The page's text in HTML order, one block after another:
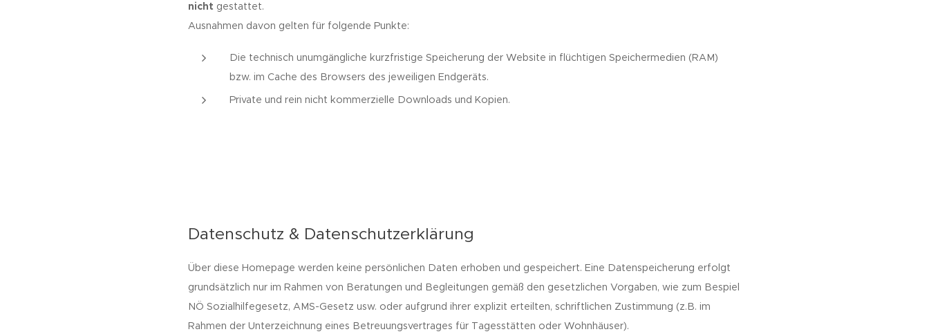
nicht gestattet.
Ausnahmen davon gelten für folgende Punkte:
Die technisch unumgängliche kurzfristige Speicherung der Website in flüchtigen Speichermedien (RAM)
bzw. im Cache des Browsers des jeweiligen Endgeräts.
Private und rein nicht kommerzielle Downloads und Kopien.
Datenschutz & Datenschutzerklärung
Über diese Homepage werden keine persönlichen Daten erhoben und gespeichert. Eine Datenspeicherung erfolgt
grundsätzlich nur im Rahmen von Beratungen und Begleitungen gemäß den gesetzlichen Vorgaben, wie zum Bespiel
NÖ Sozialhilfegesetz, AMS-Gesetz usw. oder aufgrund ihrer explizit erteilten, schriftlichen Zustimmung (z.B. im
Rahmen der Unterzeichnung eines Betreuungsvertrages für Tagesstätten oder Wohnhäuser).